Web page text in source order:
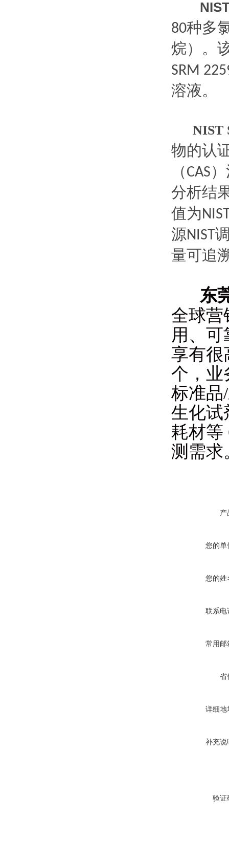
80种多
烷）。
SRM
溶液。
NIST
物的认
（CAS
分析结
值为
源NIST
量可追
东
全球
用、
享有很
个，
标准品
生化试
耗材等
测需求
产
您的单
您的姓
联系电
常用邮
省
详细地
补充说
验证